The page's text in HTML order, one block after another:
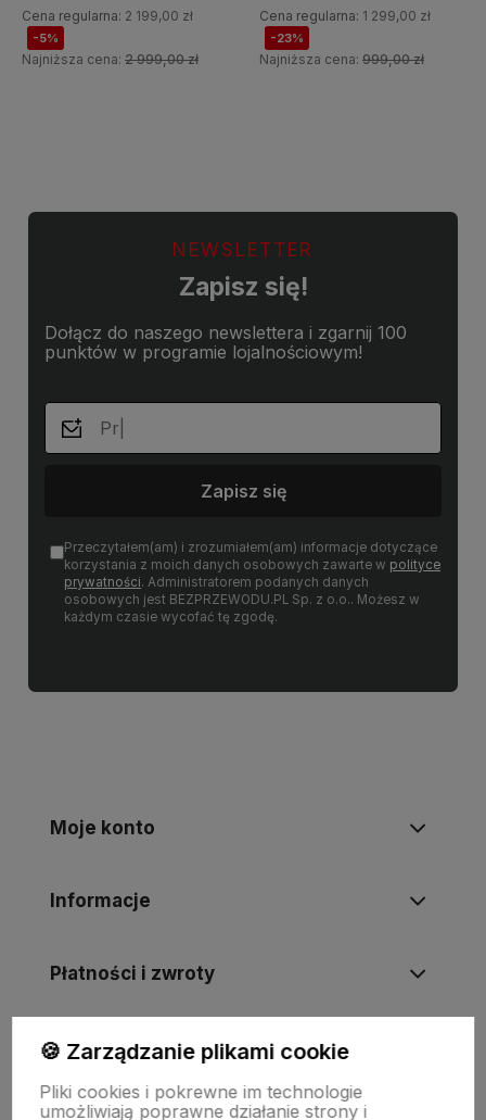
Cena regularna: 2 199,00 zł
-5%
Najniższa cena: 2 999,00 zł
Cena regularna: 1 299,00 zł
-23%
Najniższa cena: 999,00 zł
NEWSLETTER
Zapisz się!
Dołącz do naszego newslettera i zgarnij 100
punktów w programie lojalnościowym!
Zapisz się
Przeczytałem(am) i zrozumiałem(am) informacje dotyczące
korzystania z moich danych osobowych zawarte w polityce
prywatności. Administratorem podanych danych
osobowych jest BEZPRZEWODU.PL Sp. z o.o.. Możesz w
każdym czasie wycofać tę zgodę.
Moje konto
Informacje
Płatności i zwroty
Wsparcie
🍪 Zarządzanie plikami cookie
Pliki cookies i pokrewne im technologie
umożliwiają poprawne działanie strony i